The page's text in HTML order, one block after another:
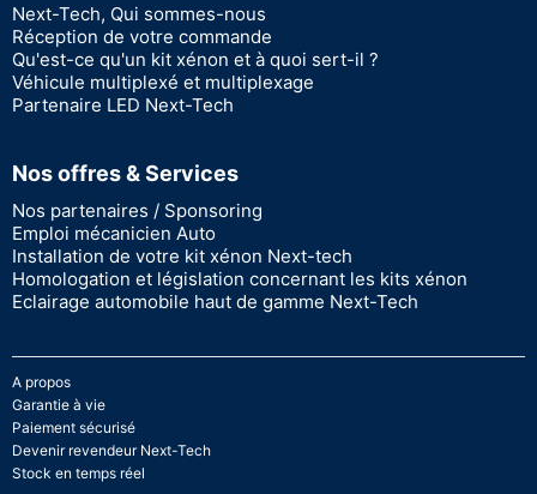
Next-Tech, Qui sommes-nous
Réception de votre commande
Qu'est-ce qu'un kit xénon et à quoi sert-il ?
Véhicule multiplexé et multiplexage
Partenaire LED Next-Tech
Nos offres & Services
Nos partenaires / Sponsoring
Emploi mécanicien Auto
Installation de votre kit xénon Next-tech
Homologation et législation concernant les kits xénon
Eclairage automobile haut de gamme Next-Tech
A propos
Garantie à vie
Paiement sécurisé
Devenir revendeur Next-Tech
Stock en temps réel